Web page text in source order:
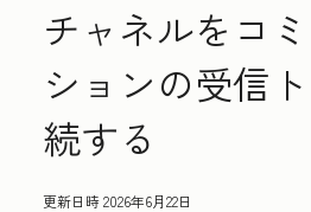
チャネルをコ
ションの受信
続する
更新日時2026年6月22日